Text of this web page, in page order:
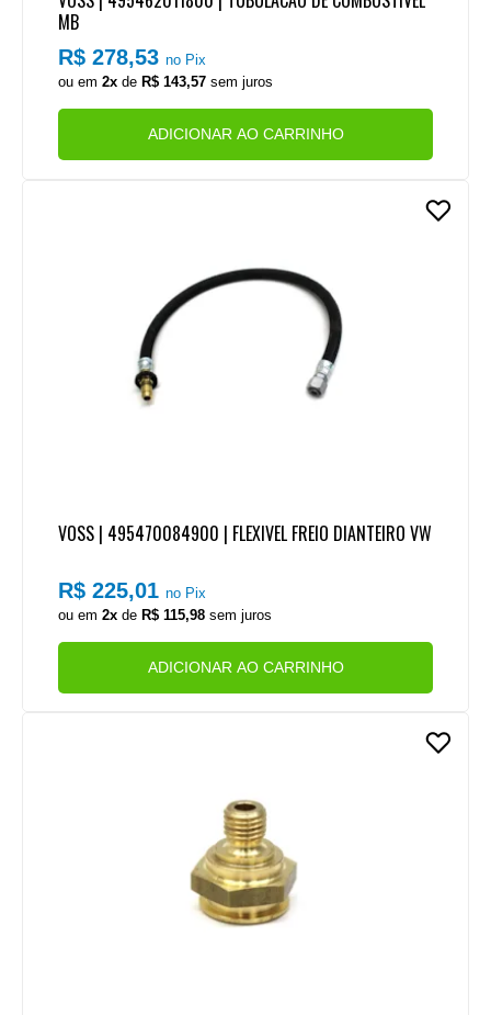
MB
R$ 278,53no Pix
ou em2x de R$ 143,57 sem juros
ADICIONAR AO CARRINHO
VOSS | 495470084900 | FLEXIVEL FREIO DIANTEIRO VW
R$ 225,01no Pix
ou em2x de R$ 115,98 sem juros
ADICIONAR AO CARRINHO